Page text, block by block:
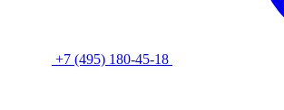
+7 (495) 180-45-18